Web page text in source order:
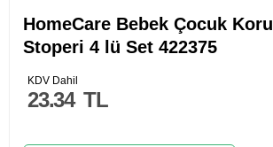
HomeCare Bebek Çocuk
Stoperi 4 lü Set 422375
23.34 TL
KDV Dahil